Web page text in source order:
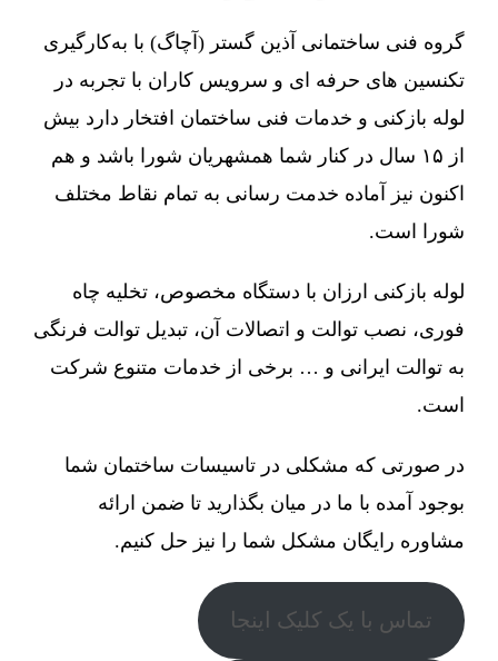
گروه فنی ساختمانی آذین گستر (آچاگ) با به‌کارگیری
تکنسین های حرفه ای و سرویس کاران با تجربه در
لوله بازکنی و خدمات فنی ساختمان افتخار دارد بیش
از ۱۵ سال در کنار شما همشهریان شورا باشد و هم
اکنون نیز آماده خدمت رسانی به تمام نقاط مختلف
شورا است.
لوله بازکنی ارزان با دستگاه مخصوص، تخلیه چاه
فوری، نصب توالت و اتصالات آن، تبدیل توالت فرنگی
به توالت ایرانی و … برخی از خدمات متنوع شرکت
است.
در صورتی که مشکلی در تاسیسات ساختمان شما
بوجود آمده با ما در میان بگذارید تا ضمن ارائه
مشاوره رایگان مشکل شما را نیز حل کنیم.
تماس با یک کلیک اینجا